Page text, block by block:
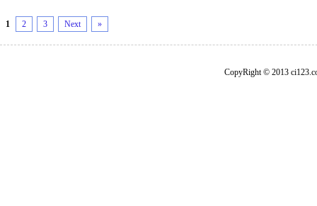
1 2 3 Next »
CopyRight © 2013